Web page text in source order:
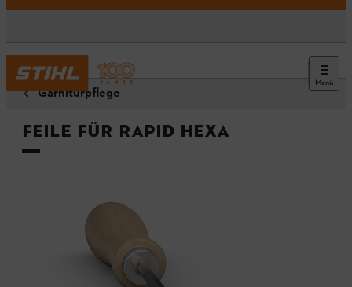
Menü
Garniturpflege
Feile für Rapid HEXA